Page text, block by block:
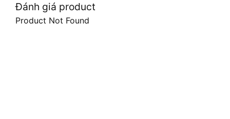
Đánh giá product
Product Not Found